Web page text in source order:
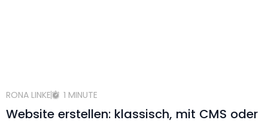
RONA LINKE 1 MINUTE
Website erstellen: klassisch, mit CMS oder